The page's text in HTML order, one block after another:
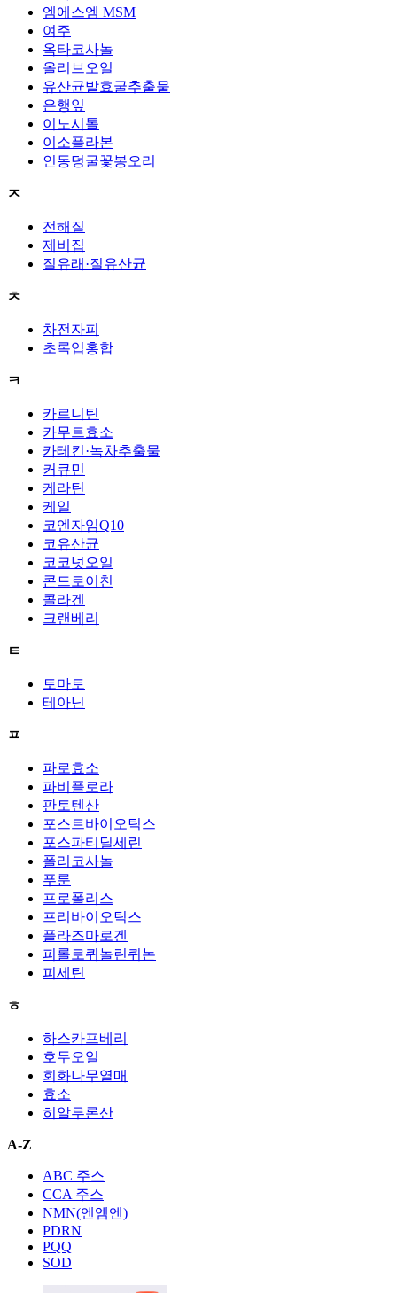
엠에스엠 MSM
여주
옥타코사놀
올리브오일
유산균발효굴추출물
은행잎
이노시톨
이소플라본
인동덩굴꽃봉오리
ㅈ
전해질
제비집
질유래·질유산균
ㅊ
차전자피
초록입홍합
ㅋ
카르니틴
카무트효소
카테킨·녹차추출물
커큐민
케라틴
케일
코엔자임Q10
코유산균
코코넛오일
콘드로이친
콜라겐
크랜베리
ㅌ
토마토
테아닌
ㅍ
파로효소
파비플로라
판토텐산
포스트바이오틱스
포스파티딜세린
폴리코사놀
푸룬
프로폴리스
프리바이오틱스
플라즈마로겐
피롤로퀴놀린퀴논
피세틴
ㅎ
하스카프베리
호두오일
회화나무열매
효소
히알루론산
A-Z
ABC 주스
CCA 주스
NMN(엔엠엔)
PDRN
PQQ
SOD